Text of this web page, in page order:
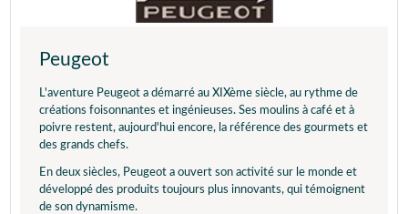
Peugeot
L'aventure Peugeot a démarré au XIXème siècle, au rythme de
créations foisonnantes et ingénieuses. Ses moulins à café et à
poivre restent, aujourd'hui encore, la référence des gourmets et
des grands chefs.
En deux siècles, Peugeot a ouvert son activité sur le monde et
développé des produits toujours plus innovants, qui témoignent
de son dynamisme.